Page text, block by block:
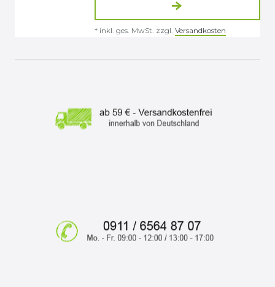
* inkl. ges. MwSt. zzgl. Versandkosten